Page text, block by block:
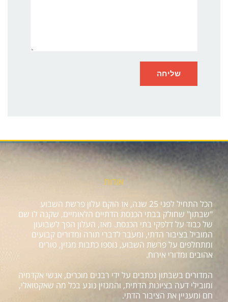
אודות
הכל התחיל לפני 25 שנה, אז הוקם עלון פרשת השבוע
"שבתון" שחולק בבתי הכנסת הדתיים הלאומיים, שקנה לו שם
של כבוד על דלפקי בתי הכנסת. מאז, העלון הפך לשבועון
המוביל בציבור הדתי, ומעבר לדברי תורה ומדורים קבועים
ומתחלפים על פרשת השבוע, נוספו כתבות מגזין, טורים
אהובים ומדורי אירוח.
המדורים בשבתון נכתבים על ידי רבנים מוכרים, אנשי אקדמיה
ומובילי דעה בציונות הדתית, והמגזין נוגע בכל מה שאקטואלי,
חם ומעניין את הציבור הדתי.